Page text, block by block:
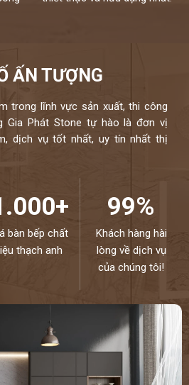
ẤN TƯỢNG
trong lĩnh vực sản xuất, thi công
Gia Phát Stone tự hào là đơn vị
dịch vụ tốt nhất, uy tín nhất thị
bàn bếp chất
thạch anh
99%
Khách hàng hài
lòng về dịch vụ
của chúng tôi!